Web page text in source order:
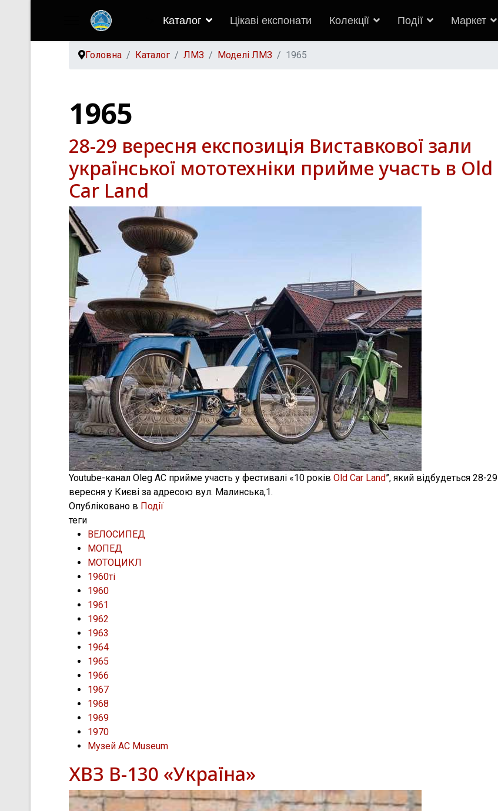
Каталог Цікаві експонати Колекції Події Маркет
Головна Каталог ЛМЗ Моделі ЛМЗ 1965
1965
28-29 вересня експозиція Виставкової зали
української мототехніки прийме участь в Old
Car Land
Youtube-канал Oleg AC прийме участь у фестивалі «10 років Old Car Land”, який відбудеться 28-29
вересня у Києві за адресою вул. Малинська,1.
Опубліковано в Події
теги
ВЕЛОСИПЕД
МОПЕД
МОТОЦИКЛ
1960ті
1960
1961
1962
1963
1964
1965
1966
1967
1968
1969
1970
Музей AC Museum
ХВЗ В-130 «Україна»